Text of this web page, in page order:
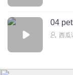
2023-01-01
04
西瓜